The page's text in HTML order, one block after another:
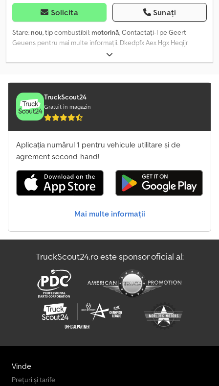
Solicita Sunați
Stare: nou, tip combustibil: motorină, Contactați-l pe Geert
Geuens pentru mai multe informații. Dkedpfx Aex Hgx Heqijr
TruckScout24
Gratuit în magazin
Aplicația numărul 1 pentru vehicule utilitare și de
agrement second-hand!
Mai multe informații
TruckScout24.ro este sponsor oficial al:
Vinde
Prețuri și tarife